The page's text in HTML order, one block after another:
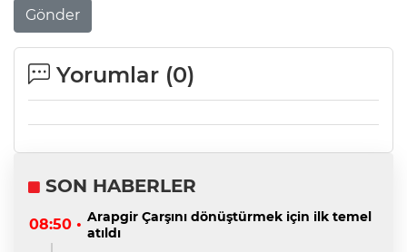
Gönder
Yorumlar (0)
SON HABERLER
08:50 • Arapgir Çarşını dönüştürmek için ilk temel
atıldı